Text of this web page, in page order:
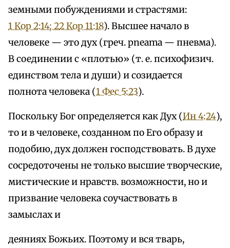
земными побуждениями и страстями:
1 Кор 2:14; 22 Кор 11:18). Высшее начало в
человеке — это дух (греч. pneаma — пневма).
В соединении с «плотью» (т. е. психофизич.
единством тела и души) и созидается
полнота человека (1 Фес 5:23).
Поскольку Бог определяется как Дух (Ин 4:24),
то и в человеке, созданном по Его образу и
подобию, дух должен господствовать. В духе
сосредоточены не только высшие творческие,
мистические и нравств. возможности, но и
призвание человека соучаствовать в
замыслах и
деяниях Божьих. Поэтому и вся тварь,